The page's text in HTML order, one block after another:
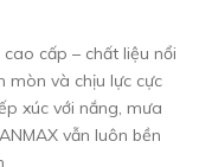
cấp – chất liệu nổi
mòn và chịu lực cực
xúc với nắng, mưa
vẫn luôn bền